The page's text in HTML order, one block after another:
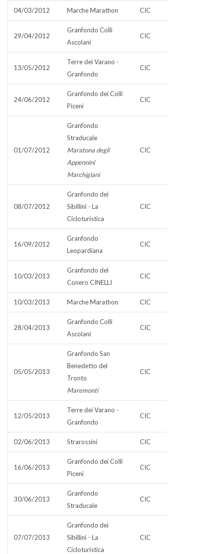
04/03/2012 Marche Marathon CIC
29/04/2012
Granfondo Colli
Ascolani
CIC
13/05/2012
Terre dei Varano -
Granfondo
CIC
24/06/2012
Granfondo dei Colli
Piceni
CIC
01/07/2012
Granfondo
Straducale
Maratona degli
Appennini
Marchigiani
CIC
08/07/2012
Granfondo dei
Sibillini - La
Cicloturistica
CIC
16/09/2012
Granfondo
Leopardiana
CIC
10/03/2013
Granfondo del
Conero CINELLI
CIC
10/03/2013 Marche Marathon CIC
28/04/2013
Granfondo Colli
Ascolani
CIC
05/05/2013
Granfondo San
Benedetto del
Tronto
Maremonti
CIC
12/05/2013
Terre dei Varano -
Granfondo
CIC
02/06/2013 Strarossini CIC
16/06/2013
Granfondo dei Colli
Piceni
CIC
30/06/2013
Granfondo
Straducale
CIC
07/07/2013
Granfondo dei
Sibillini - La
Cicloturistica
CIC